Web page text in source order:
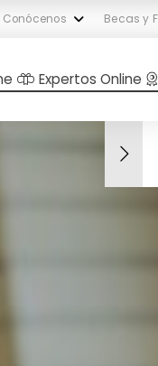
Conócenos Becas y
Expertos Online